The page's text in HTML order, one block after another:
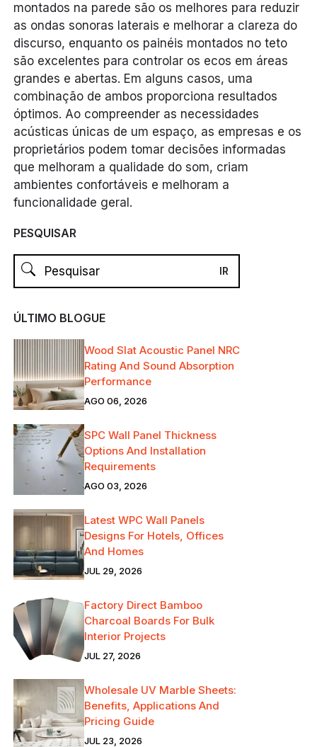
montados na parede são os melhores para reduzir
as ondas sonoras laterais e melhorar a clareza do
discurso, enquanto os painéis montados no teto
são excelentes para controlar os ecos em áreas
grandes e abertas. Em alguns casos, uma
combinação de ambos proporciona resultados
óptimos. Ao compreender as necessidades
acústicas únicas de um espaço, as empresas e os
proprietários podem tomar decisões informadas
que melhoram a qualidade do som, criam
ambientes confortáveis e melhoram a
funcionalidade geral.
PESQUISAR
ÚLTIMO BLOGUE
Wood Slat Acoustic Panel NRC
Rating And Sound Absorption
Performance
AGO 06, 2026
SPC Wall Panel Thickness
Options And Installation
Requirements
AGO 03, 2026
Latest WPC Wall Panels
Designs For Hotels, Offices
And Homes
JUL 29, 2026
Factory Direct Bamboo
Charcoal Boards For Bulk
Interior Projects
JUL 27, 2026
Wholesale UV Marble Sheets:
Benefits, Applications And
Pricing Guide
JUL 23, 2026